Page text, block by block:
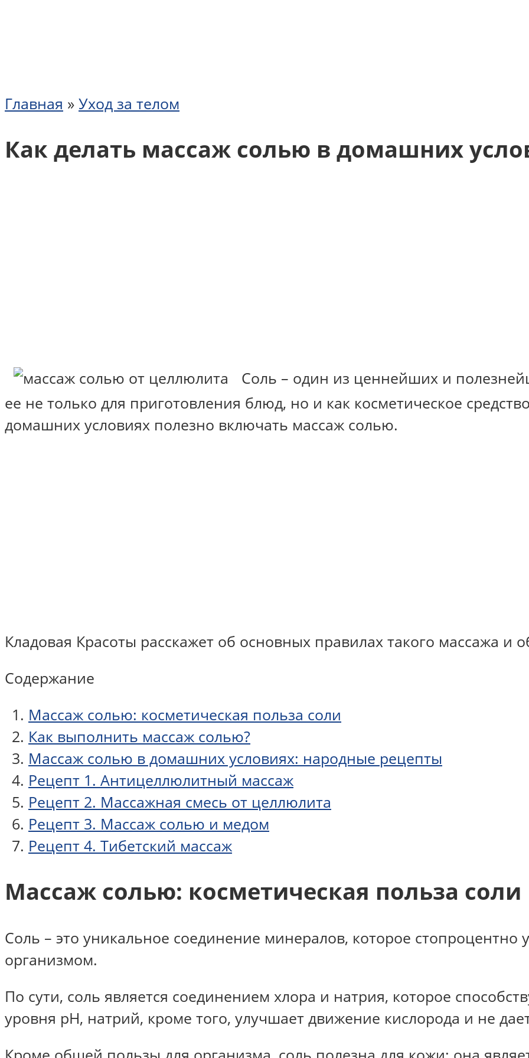
Главная » Уход за телом
Как делать массаж солью в домашних
Соль – один из ценнейших и
ее не только для приготовления блюд, но и как косметическое
домашних условиях полезно включать массаж солью.
Кладовая Красоты расскажет об основных правилах такого массажа и
Содержание
Массаж солью: косметическая польза соли
Как выполнить массаж солью?
Массаж солью в домашних условиях: народные рецепты
Рецепт 1. Антицеллюлитный массаж
Рецепт 2. Массажная смесь от целлюлита
Рецепт 3. Массаж солью и медом
Рецепт 4. Тибетский массаж
Массаж солью: косметическая польза соли
Соль – это уникальное соединение минералов, которое стопроцентно
организмом.
По сути, соль является соединением хлора и натрия, которое
уровня рН, натрий, кроме того, улучшает движение кислорода и не